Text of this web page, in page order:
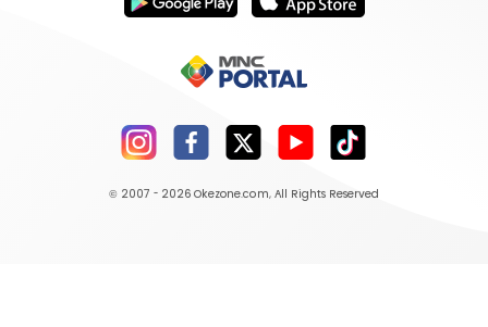
© 2007 - 2026 Okezone.com, All Rights Reserved